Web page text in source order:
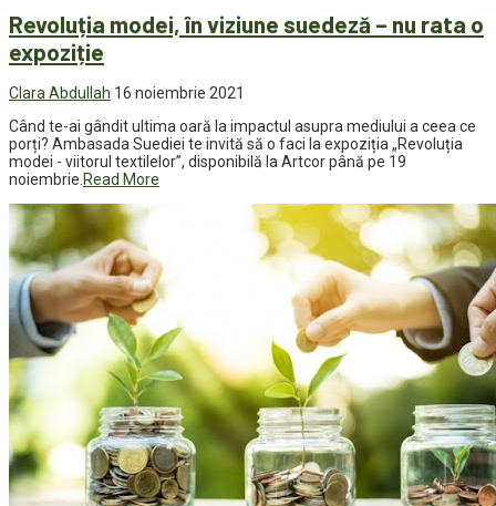
Revoluția modei, în viziune suedeză – nu rata o
expoziție
Clara Abdullah 16 noiembrie 2021
Când te-ai gândit ultima oară la impactul asupra mediului a ceea ce
porți? Ambasada Suediei te invită să o faci la expoziția „Revoluția
modei - viitorul textilelor”, disponibilă la Artcor până pe 19
noiembrie. Read More